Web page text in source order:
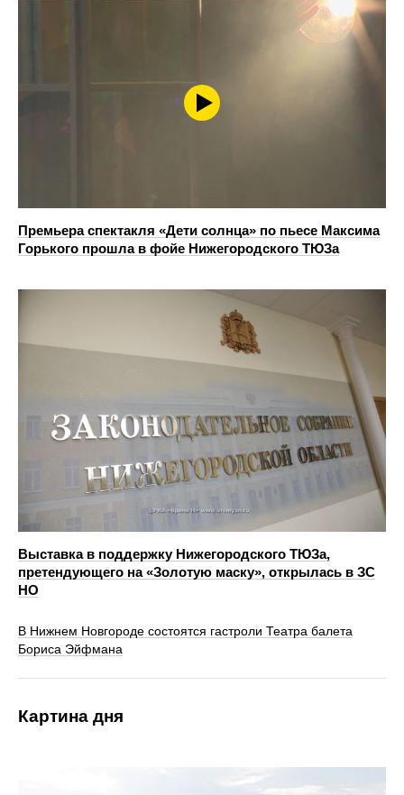
Премьера спектакля «Дети солнца» по пьесе Максима
Горького прошла в фойе Нижегородского ТЮЗа
Выставка в поддержку Нижегородского ТЮЗа,
претендующего на «Золотую маску», открылась в ЗС
НО
В Нижнем Новгороде состоятся гастроли Театра балета
Бориса Эйфмана
Картина дня